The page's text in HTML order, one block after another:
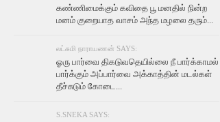
கண்ணிமைக்கும் கவிதை பூ மனதில் நின்ற
மனம் குறையாத வாசம் அந்த மழலை தரும்...
லட்சுமி நாராயணன் SAYS:
ஓரு பார்வை திகடுவதெயில்லை நீ பார்க்காமல்
பார்க்கும் அப்பார்வை அக்காத்தின் மடல்கள்
தீச்சுடும் கோடை...
S.SNEKA SAYS: